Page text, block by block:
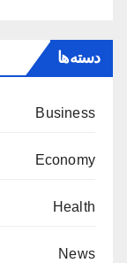
دسته‌ها
Business
Economy
Health
News